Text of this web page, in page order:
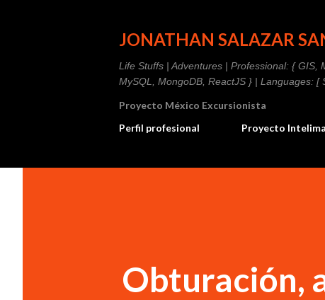
JONATHAN SALAZAR
Life Stuffs | Adventures | Professional: { GIS,
MySQL, MongoDB, ReactJS } | Languages: [
Proyecto México Excursionista
Perfil profesional
Proyecto
Obturación,